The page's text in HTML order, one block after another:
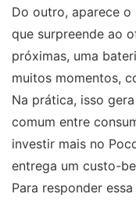
Do outro, aparece o
que surpreende ao
próximas, uma
muitos momentos,
Na prática, isso
comum entre
investir mais no
entrega um custo-
Para responder